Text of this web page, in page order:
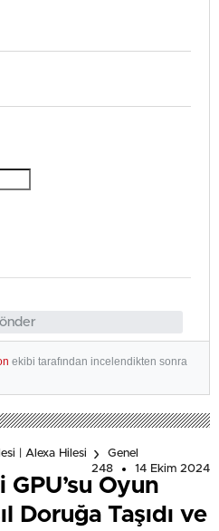
ekibi tarafından incelendikten sonra
| Alexa Hilesi
Genel
248
14 Ekim 2024
GPU’su Oyun
Doruğa Taşıdı ve